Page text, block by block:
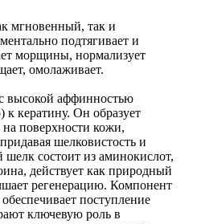
мгновенный, так и
подтягивает и
морщины, нормализует
омолаживает.
высокой аффинностью
к кератину. Он образует
поверхности кожи,
шелковистость и
состоит из аминокислот,
действует как природный
регенерацию. Компонент
поступление
ключевую роль в